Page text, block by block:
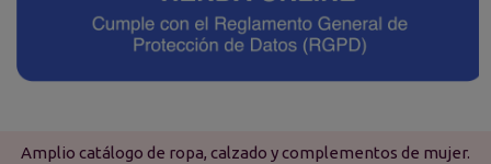
Amplio catálogo de ropa, calzado y complementos de mujer.